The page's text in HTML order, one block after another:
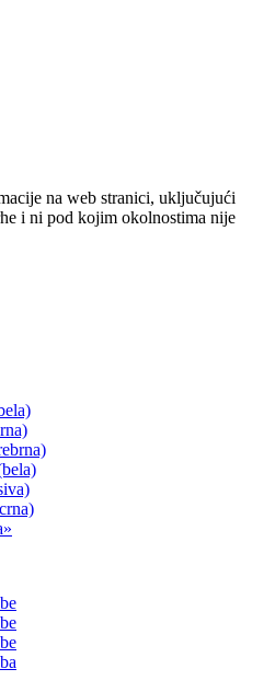
na web stranici, uključujući
i ni pod kojim okolnostima nije